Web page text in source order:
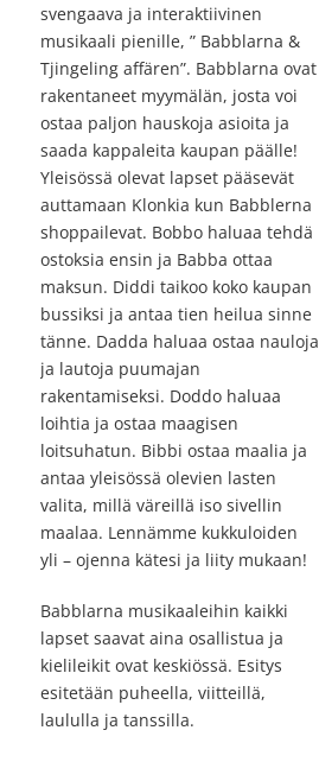
svengaava ja interaktiivinen
musikaali pienille, ” Babblarna &
Tjingeling affären”. Babblarna ovat
rakentaneet myymälän, josta voi
ostaa paljon hauskoja asioita ja
saada kappaleita kaupan päälle!
Yleisössä olevat lapset pääsevät
auttamaan Klonkia kun Babblerna
shoppailevat. Bobbo haluaa tehdä
ostoksia ensin ja Babba ottaa
maksun. Diddi taikoo koko kaupan
bussiksi ja antaa tien heilua sinne
tänne. Dadda haluaa ostaa nauloja
ja lautoja puumajan
rakentamiseksi. Doddo haluaa
loihtia ja ostaa maagisen
loitsuhatun. Bibbi ostaa maalia ja
antaa yleisössä olevien lasten
valita, millä väreillä iso sivellin
maalaa. Lennämme kukkuloiden
yli – ojenna kätesi ja liity mukaan!
Babblarna musikaaleihin kaikki
lapset saavat aina osallistua ja
kielileikit ovat keskiössä. Esitys
esitetään puheella, viitteillä,
laululla ja tanssilla.